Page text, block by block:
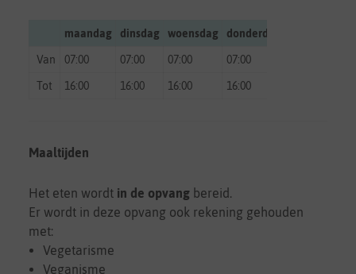
maandag dinsdag woensdag donderdag
Van 07:00 07:00 07:00 07:00
Tot 16:00 16:00 16:00 16:00
Maaltijden
Het eten wordt in de opvang bereid.
Er wordt in deze opvang ook rekening gehouden
met:
Vegetarisme
Veganisme